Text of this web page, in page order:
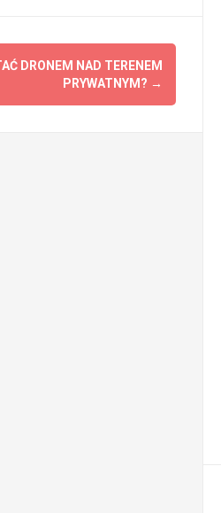
DRONEM NAD TERENEM
PRYWATNYM? →